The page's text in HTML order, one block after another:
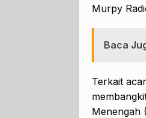
Murpy
Baca
Terkait
Menengah